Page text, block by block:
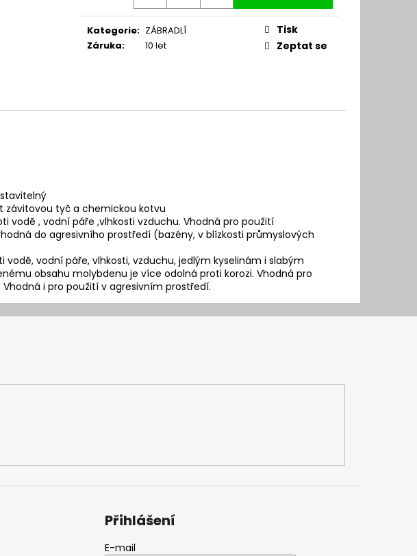
Kategorie: ZÁBRADLÍ
Záruka: 10 let
Tisk
Zeptat se
tyč a chemickou kotvu
vodě , vodní páře ,vlhkosti vzduchu. Vhodná pro použití
do agresivního prostředí (bazény, v blízkosti průmyslových
vodě, vodní páře, vlhkosti, vzduchu, jedlým kyselinám i slabým
obsahu molybdenu je více odolná proti korozi. Vhodná pro
i pro použití v agresivním prostředí.
Přihlášení
E-mail